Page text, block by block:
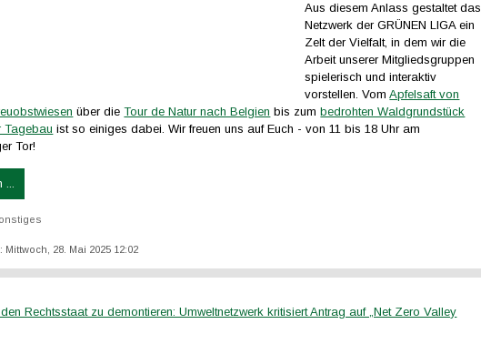
Aus diesem Anlass gestaltet das
Netzwerk der GRÜNEN LIGA ein
Zelt der Vielfalt, in dem wir die
Arbeit unserer Mitgliedsgruppen
spielerisch und interaktiv
vorstellen. VomApfelsaft von
über dieTour de Natur nach Belgien bis zumbedrohten Waldgrundstück
Tagebau ist so einiges dabei. Wir freuen uns auf Euch - von 11 bis 18 Uhr am
Tor!
...
Mittwoch, 28. Mai 2025 12:02
Rechtsstaat zu demontieren: Umweltnetzwerk kritisiert Antrag auf „Net Zero Valley